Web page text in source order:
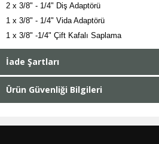
2 x 3/8" - 1/4" Diş Adaptörü
1 x 3/8" - 1/4" Vida Adaptörü
1 x 3/8" -1/4" Çift Kafalı Saplama
İade Şartları
Ürün Güvenliği Bilgileri